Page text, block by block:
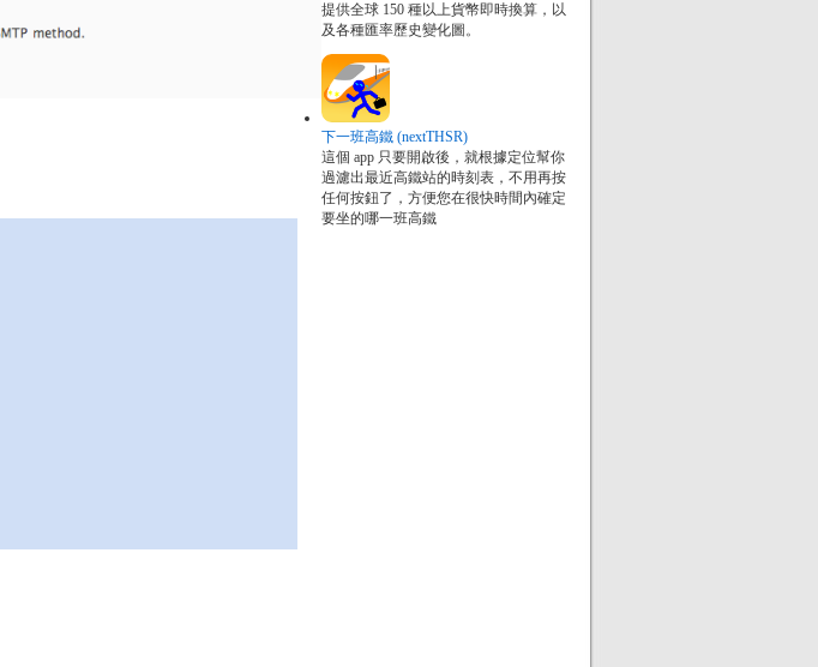
提供全球 150 種以上貨幣即時換算，以
及各種匯率歷史變化圖。
下一班高鐵 (nextTHSR)
這個 app 只要開啟後，就根據定位幫你
過濾出最近高鐵站的時刻表，不用再按
任何按鈕了，方便您在很快時間內確定
要坐的哪一班高鐵